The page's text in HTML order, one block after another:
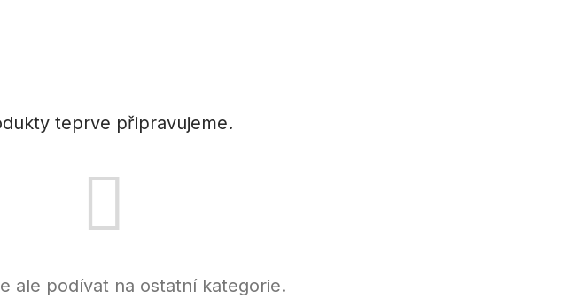
teprve připravujeme.
ale podívat na ostatní kategorie.